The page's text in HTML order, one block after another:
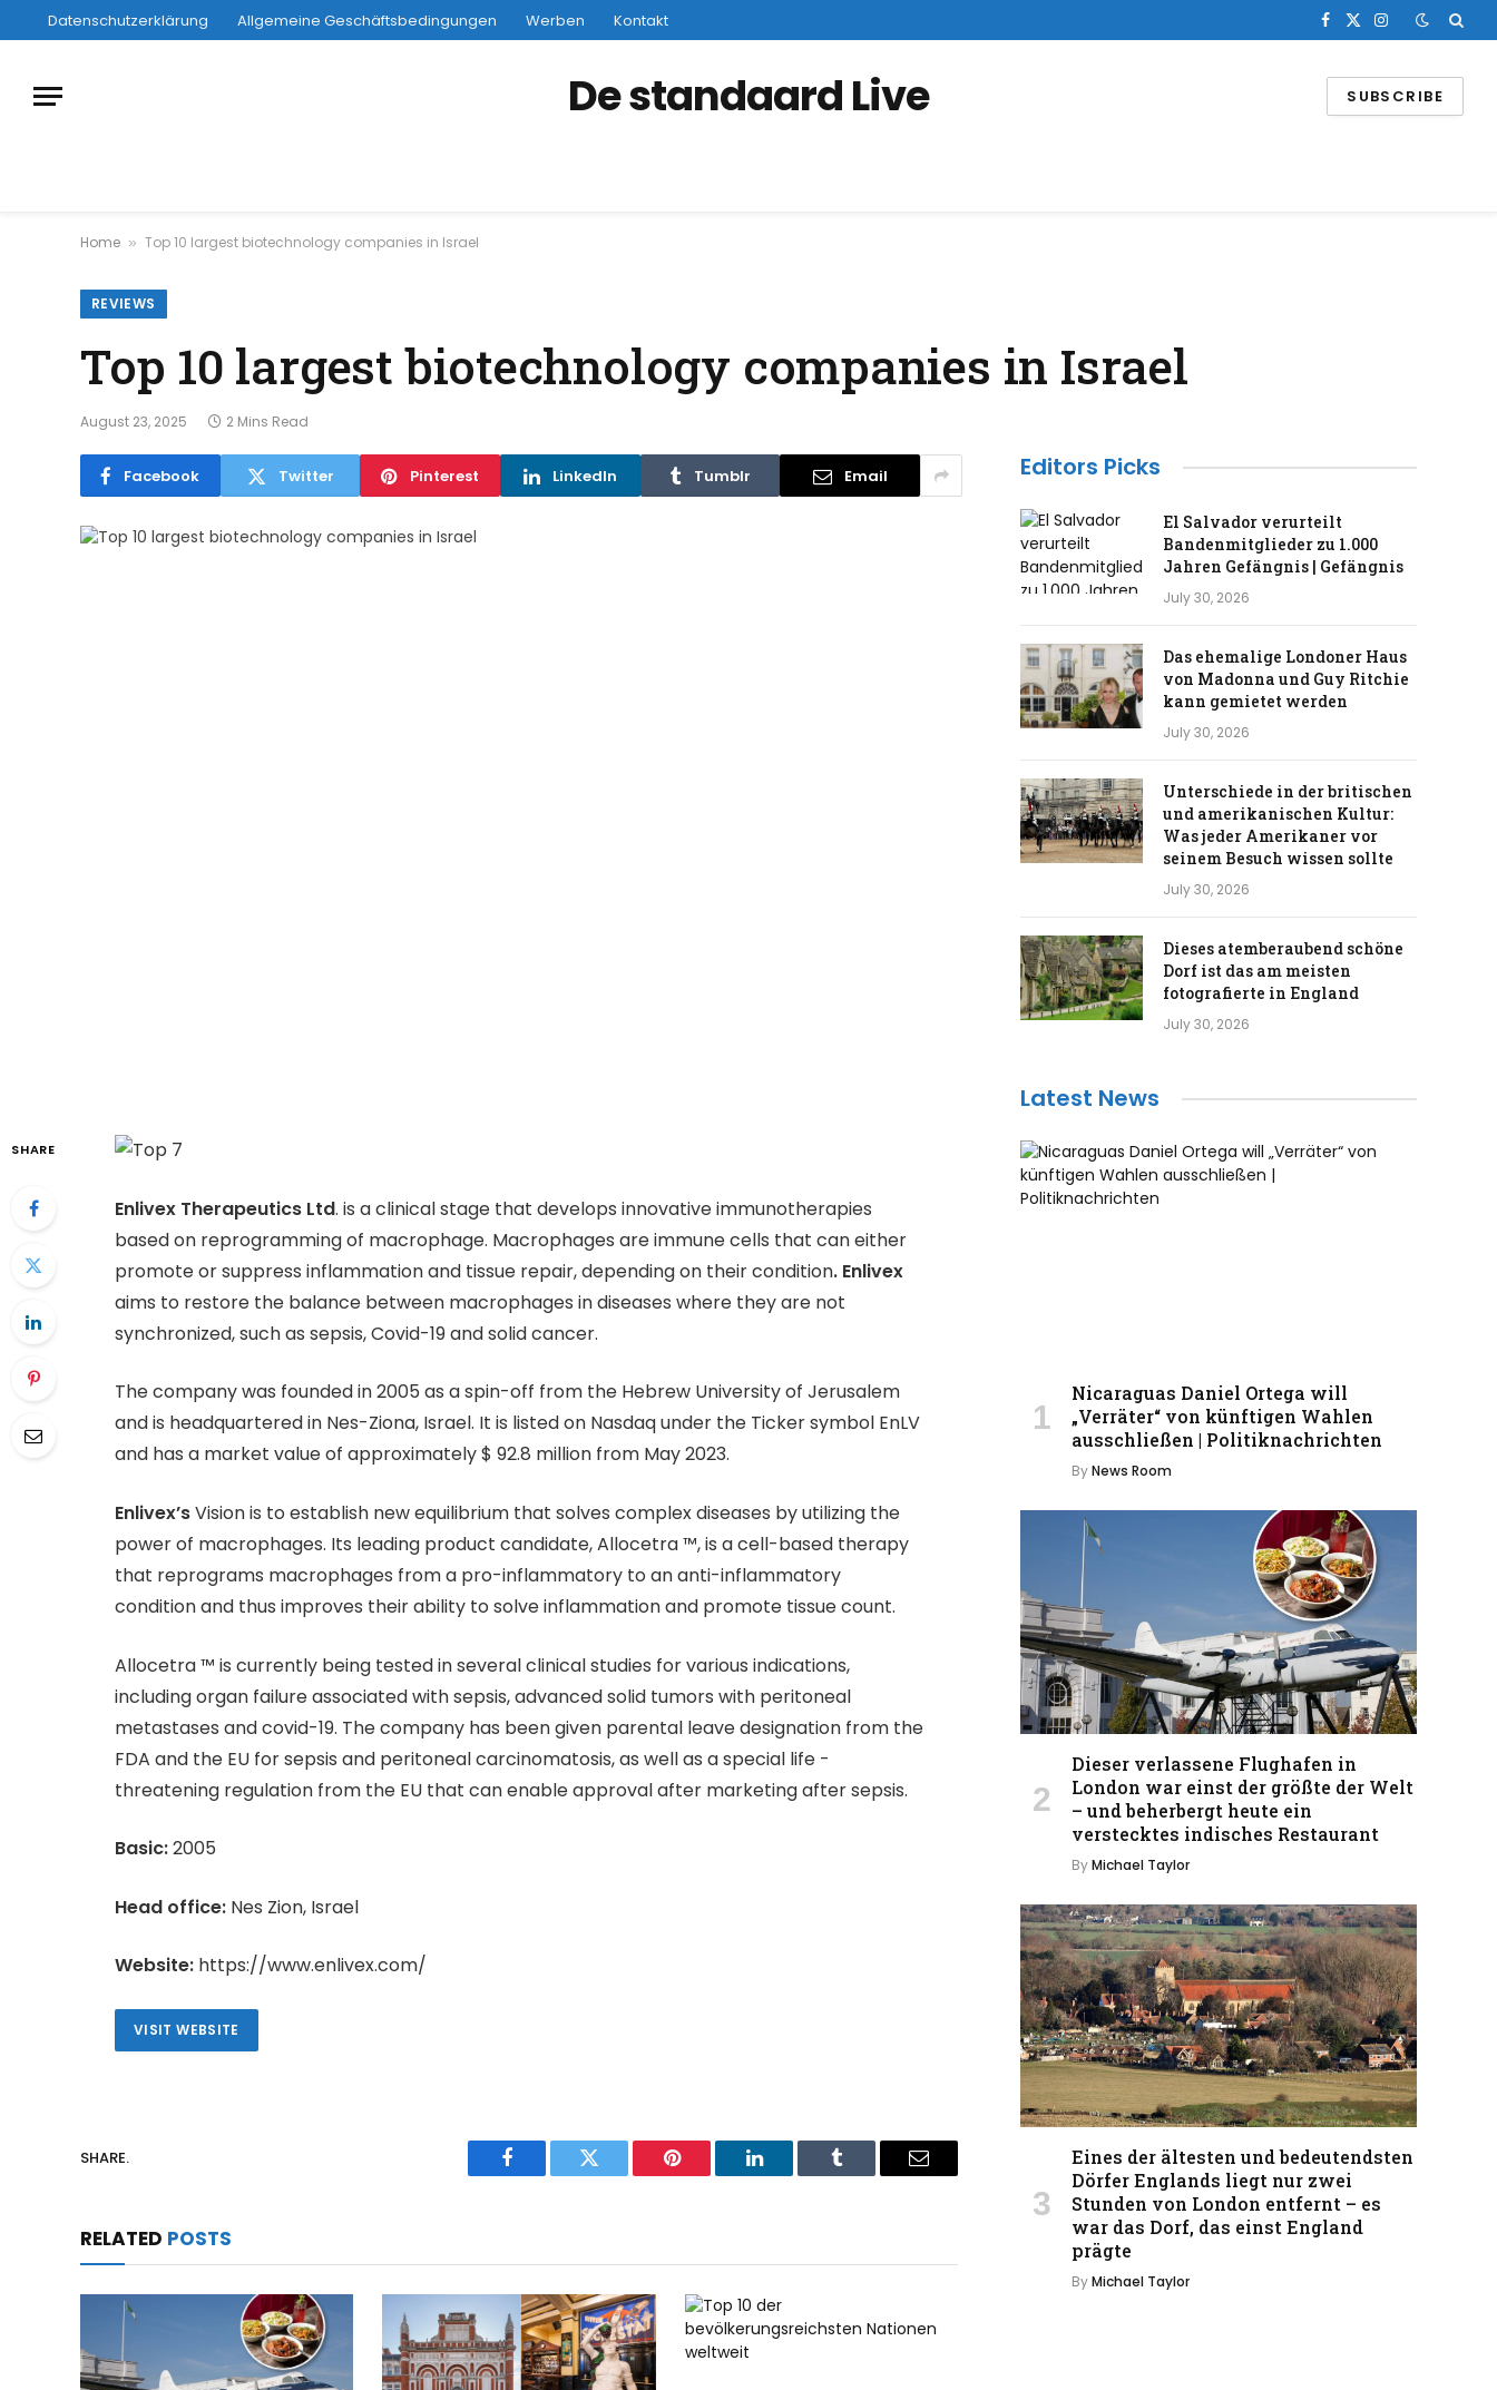
Datenschutzerklärung Allgemeine Geschäftsbedingungen Werben Kontakt Facebook
X
Instagram
De standaard Live SUBSCRIBE
Home » Top 10 largest biotechnology companies in Israel
REVIEWS
Top 10 largest biotechnology companies in Israel
August 23, 2025 2 Mins Read
Facebook Twitter Pinterest LinkedIn Tumblr Email
SHARE
Enlivex Therapeutics Ltd. is a clinical stage that develops innovative immunotherapies
based on reprogramming of macrophage. Macrophages are immune cells that can either
promote or suppress inflammation and tissue repair, depending on their condition. Enlivex
aims to restore the balance between macrophages in diseases where they are not
synchronized, such as sepsis, Covid-19 and solid cancer.
The company was founded in 2005 as a spin-off from the Hebrew University of Jerusalem
and is headquartered in Nes-Ziona, Israel. It is listed on Nasdaq under the Ticker symbol EnLV
and has a market value of approximately $ 92.8 million from May 2023.
Enlivex’sVision is to establish new equilibrium that solves complex diseases by utilizing the
power of macrophages. Its leading product candidate, Allocetra ™, is a cell-based therapy
that reprograms macrophages from a pro-inflammatory to an anti-inflammatory
condition and thus improves their ability to solve inflammation and promote tissue count.
Allocetra ™ is currently being tested in several clinical studies for various indications,
including organ failure associated with sepsis, advanced solid tumors with peritoneal
metastases and covid-19. The company has been given parental leave designation from the
FDA and the EU for sepsis and peritoneal carcinomatosis, as well as a special life -
threatening regulation from the EU that can enable approval after marketing after sepsis.
Basic:2005
Head office: Nes Zion, Israel
Website: https://www.enlivex.com/
VISIT WEBSITE
SHARE.
Facebook Twitter Pinterest LinkedIn Tumblr Email
RELATED POSTS
Editors Picks
El Salvador verurteilt
Bandenmitglieder zu 1.000
Jahren Gefängnis | Gefängnis
July 30, 2026
Das ehemalige Londoner Haus
von Madonna und Guy Ritchie
kann gemietet werden
July 30, 2026
Unterschiede in der britischen
und amerikanischen Kultur:
Was jeder Amerikaner vor
seinem Besuch wissen sollte
July 30, 2026
Dieses atemberaubend schöne
Dorf ist das am meisten
fotografierte in England
July 30, 2026
Latest News
Nicaraguas Daniel Ortega will
„Verräter“ von künftigen Wahlen
ausschließen | Politiknachrichten
ByNews Room
Dieser verlassene Flughafen in
London war einst der größte der Welt
– und beherbergt heute ein
verstecktes indisches Restaurant
ByMichael Taylor
Eines der ältesten und bedeutendsten
Dörfer Englands liegt nur zwei
Stunden von London entfernt – es
war das Dorf, das einst England
prägte
ByMichael Taylor